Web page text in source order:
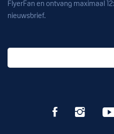
FlyerFan en ontvang maximaal
nieuwsbrief.